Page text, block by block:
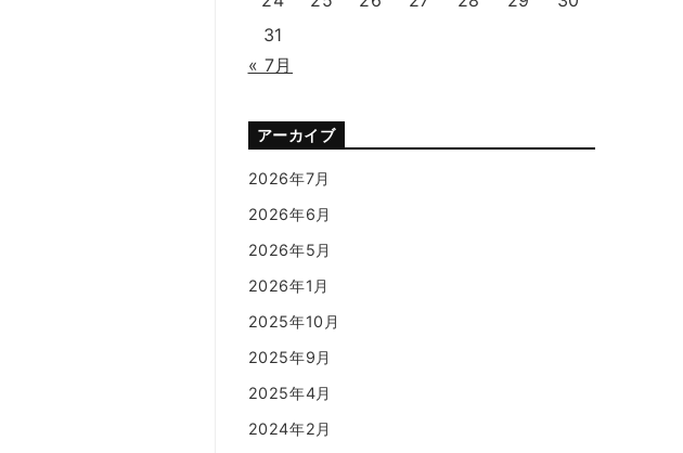
31
« 7月
アーカイブ
2026年7月
2026年6月
2026年5月
2026年1月
2025年10月
2025年9月
2025年4月
2024年2月